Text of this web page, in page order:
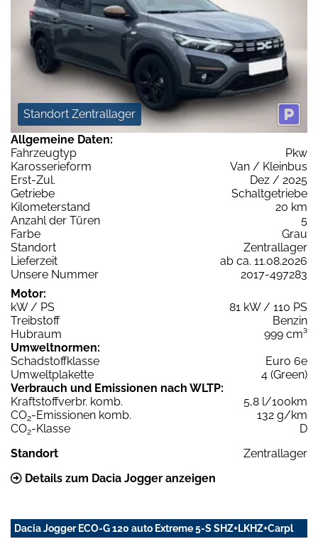
Standort Zentrallager
Allgemeine Daten:
Fahrzeugtyp
Pkw
Karosserieform
Van / Kleinbus
Erst-Zul.
Dez / 2025
Getriebe
Schaltgetriebe
Kilometerstand
20 km
Anzahl der Türen
5
Farbe
Grau
Standort
Zentrallager
Lieferzeit
ab ca. 11.08.2026
Unsere Nummer
2017-497283
Motor:
kW / PS
81 kW / 110 PS
Treibstoff
Benzin
Hubraum
999 cm³
Umweltnormen:
Schadstoffklasse
Euro 6e
Umweltplakette
4 (Green)
Verbrauch und Emissionen nach WLTP:
Kraftstoffverbr. komb.
5,8 l/100km
CO2-Emissionen komb.
132 g/km
CO2-Klasse
D
Standort
Zentrallager
Details zum Dacia Jogger anzeigen
Dacia Jogger ECO-G 120 auto Extreme 5-S SHZ+LKHZ+Carpl